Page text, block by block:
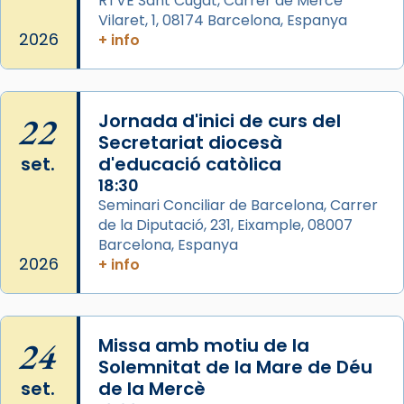
Mons. David Abadías.
📸 Dr. G. Simón
Arquebisbat de Barcelona
2 weeks ago
Memòria de les santes Juliana i
Semproniana, verges i màrtirs.
Acompanyant la història de sant Cugat, a
eterna”) són deixebles seves. I l’any 1667, el
frare Joan Gaspar Roig, afirma en una obra
que les santes són filles de l’antiga Iluro.
2026
Vilaret, 1, 08174 Barcelona, Espanya
+ info
22
set.
2026
Jornada d'inici de curs del
Secretariat diocesà
d'educació catòlica
18:30
Seminari Conciliar de Barcelona, Carrer
de la Diputació, 231, Eixample, 08007
Barcelona, Espanya
+ info
24
set.
Missa amb motiu de la
Solemnitat de la Mare de Déu
de la Mercè